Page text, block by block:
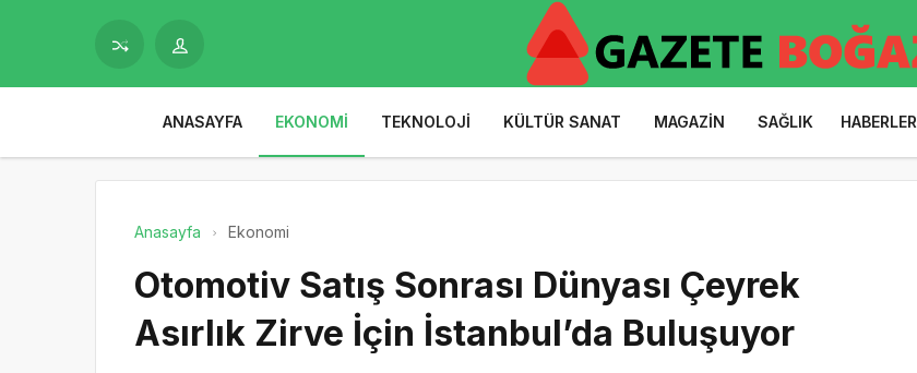
ANASAYFA EKONOMI TEKNOLOJI KÜLTÜR SANAT MAGAZIN SAĞLIK HABERLER
Anasayfa Ekonomi
Otomotiv Satış Sonrası Dünyası Çeyrek
Asırlık Zirve İçin İstanbul’da Buluşuyor